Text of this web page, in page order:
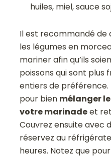
huiles, miel, sauce
Il est recommandé de
les légumes en
mariner afin qu’ils
poissons qui sont plus
entiers de préférence.
pour bien mélanger
votre marinadeet
Couvrez ensuite avec
réservez au
heures. Notez que